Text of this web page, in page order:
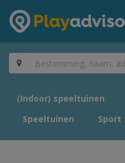
(Indoor) speeltuinen
Speeltuinen
Sport